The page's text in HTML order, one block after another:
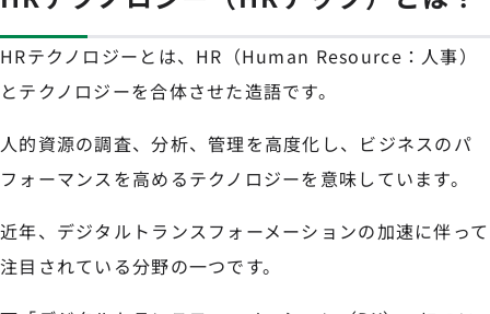
HRテクノロジーとは、HR（Human Resource：人事）
とテクノロジーを合体させた造語です。
人的資源の調査、分析、管理を高度化し、ビジネスのパ
フォーマンスを高めるテクノロジーを意味しています。
近年、デジタルトランスフォーメーションの加速に伴って
注目されている分野の一つです。